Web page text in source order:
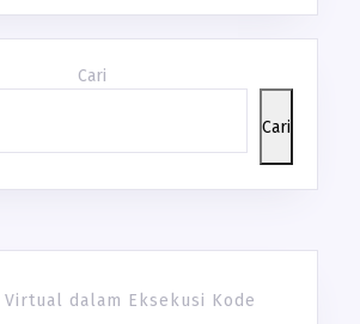
Cari
Cari
Virtual dalam Eksekusi Kode